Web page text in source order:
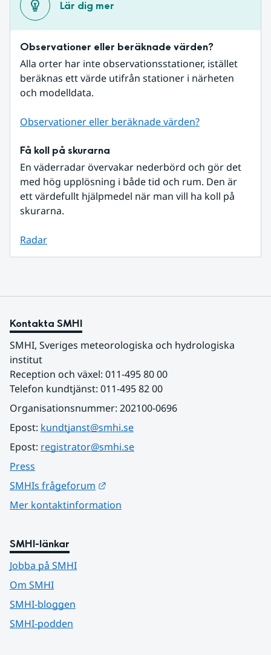
Lär dig mer
Observationer eller beräknade värden?
Alla orter har inte observationsstationer, istället
beräknas ett värde utifrån stationer i närheten
och modelldata.
Observationer eller beräknade värden?
Få koll på skurarna
En väderradar övervakar nederbörd och gör det
med hög upplösning i både tid och rum. Den är
ett värdefullt hjälpmedel när man vill ha koll på
skurarna.
Radar
Kontakta SMHI
SMHI, Sveriges meteorologiska och hydrologiska
institut
Reception och växel: 011-495 80 00
Telefon kundtjänst: 011-495 82 00
Organisationsnummer: 202100-0696
Epost: kundtjanst@smhi.se
Epost: registrator@smhi.se
Press
SMHIs frågeforum
Mer kontaktinformation
SMHI-länkar
Jobba på SMHI
Om SMHI
SMHI-bloggen
SMHI-podden